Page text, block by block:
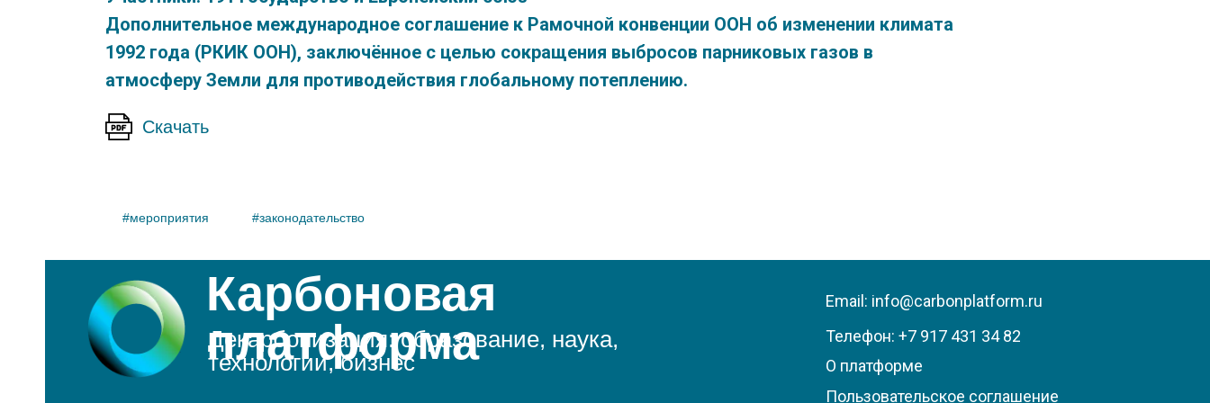
Дополнительное международное соглашение к Рамочной конвенции ООН об изменении климата
1992 года (РКИК ООН), заключённое с целью сокращения выбросов парниковых газов в
атмосферу Земли для противодействия глобальному потеплению.
Скачать
#мероприятия #законодательство
Телефон: +7 917 431 34 82
Email: info@carbonplatform.ru
Карбоновая
платформа
Декарбонизация: образование, наука,
технологии, бизнес
Пользовательское соглашение
О платформе